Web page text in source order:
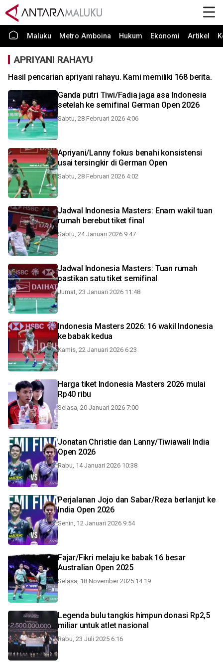
Maluku Metro Amboina Hukum Ekonomi Artikel
APRIYANI RAHAYU
Hasil pencarian apriyani rahayu. Kami memiliki 168 berita.
Ganda putri Tiwi/Fadia jaga asa Indonesia
setelah ke semifinal German Open 2026
Sabtu, 28 Februari 2026 4:06
Apriyani/Lanny fokus benahi konsistensi
usai tersingkir di German Open
Sabtu, 28 Februari 2026 4:02
Jadwal Indonesia Masters: Enam wakil tuan
rumah berebut tiket final
Sabtu, 24 Januari 2026 9:47
Jadwal Indonesia Masters: Tuan rumah
pastikan satu tiket semifinal
Jumat, 23 Januari 2026 11:48
Indonesia Masters 2026: 16 wakil Indonesia
ke babak kedua
Kamis, 22 Januari 2026 6:23
Harga tiket Indonesia Masters 2026 mulai
Rp40 ribu
Selasa, 20 Januari 2026 7:00
Jonatan Christie dan Lanny/Tiwiawali India
Open 2026
Rabu, 14 Januari 2026 10:38
Perjalanan Jojo dan Sabar/Reza berlanjut ke
India Open 2026
Senin, 12 Januari 2026 9:54
Fajar/Fikri melaju ke babak 16 besar
Australian Open 2025
Selasa, 18 November 2025 14:19
Legenda bulu tangkis himpun donasi Rp2,5
miliar untuk atlet nasional
Rabu, 23 Juli 2025 6:16